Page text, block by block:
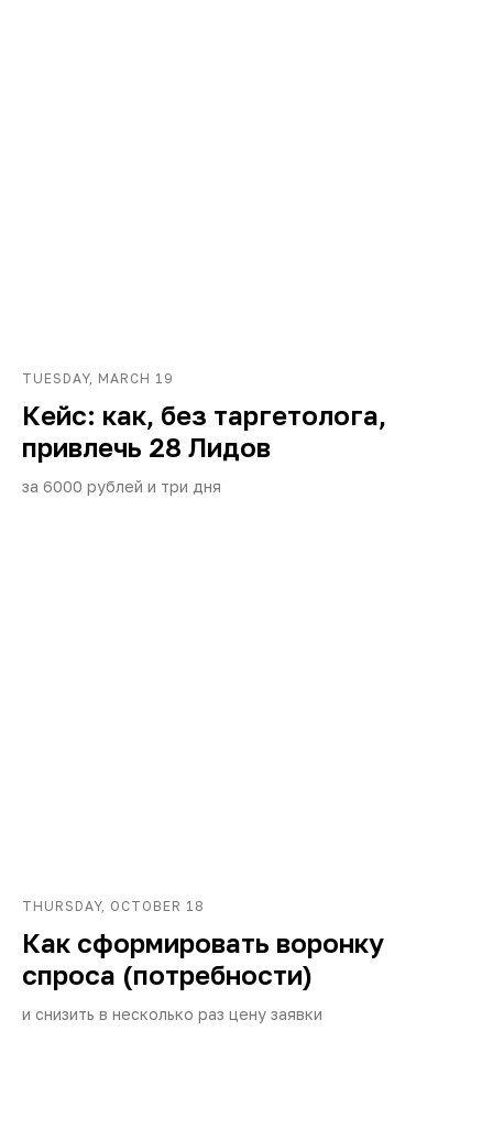
TUESDAY, MARCH 19
Кейс: как, без таргетолога,
привлечь 28 Лидов
за 6000 рублей и три дня
THURSDAY, OCTOBER 18
Как сформировать воронку
спроса (потребности)
и снизить в несколько раз цену заявки